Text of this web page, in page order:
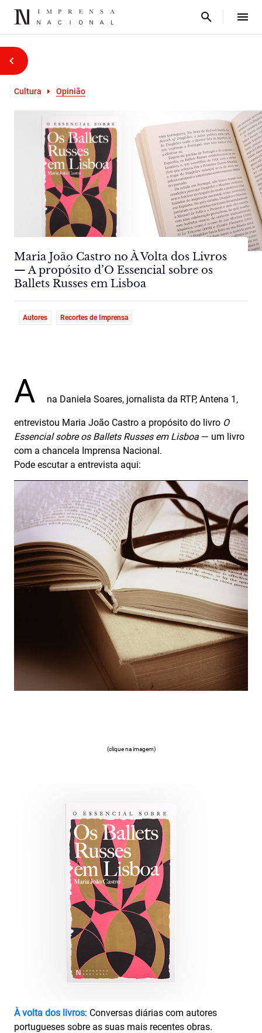
Cultura Opinião
Maria João Castro no À Volta dos Livros
— A propósito d’O Essencial sobre os
Ballets Russes em Lisboa
Autores Recortes de Imprensa
A na Daniela Soares, jornalista da RTP, Antena 1,
entrevistou Maria João Castro a propósito do livro O
Essencial sobre os Ballets Russes em Lisboa — um livro
com a chancela Imprensa Nacional.
Pode escutar a entrevista aqui:
(clique na imagem)
À volta dos livros: Conversas diárias com autores
portugueses sobre as suas mais recentes obras.